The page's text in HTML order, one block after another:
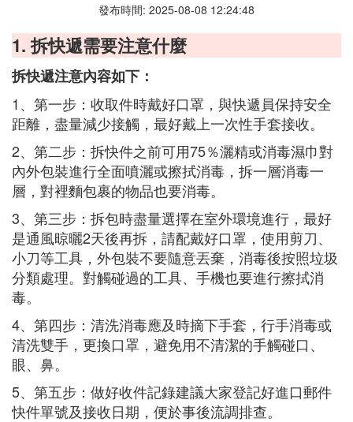
發布時間: 2025-08-08 12:24:48
1. 拆快遞需要注意什麼
拆快遞注意內容如下：
1、第一步：收取件時戴好口罩，與快遞員保持安全
距離，盡量減少接觸，最好戴上一次性手套接收。
2、第二步：拆快件之前可用75％灑精或消毒濕巾對
內外包裝進行全面噴灑或擦拭消毒，拆一層消毒一
層，對裡麵包裹的物品也要消毒。
3、第三步：拆包時盡量選擇在室外環境進行，最好
是通風晾曬2天後再拆，請配戴好口罩，使用剪刀、
小刀等工具，外包裝不要隨意丟棄，消毒後按照垃圾
分類處理。對觸碰過的工具、手機也要進行擦拭消
毒。
4、第四步：清洗消毒應及時摘下手套，行手消毒或
清洗雙手，更換口罩，避免用不清潔的手觸碰口、
眼、鼻。
5、第五步：做好收件記錄建議大家登記好進口郵件
快件單號及接收日期，便於事後流調排查。